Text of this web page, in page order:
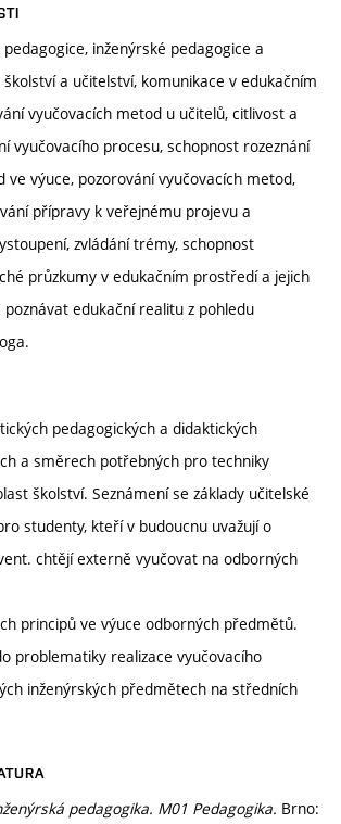
inženýrské pedagogice a
a učitelství, komunikace v edukačním
vyučovacích metod u učitelů, citlivost a
vyučovacího procesu, schopnost rozeznání
ve výuce, pozorování vyučovacích metod,
přípravy k veřejnému projevu a
zvládání trémy, schopnost
průzkumy v edukačním prostředí a jejich
poznávat edukační realitu z pohledu
pedagogických a didaktických
a směrech potřebných pro techniky
školství. Seznámení se základy učitelské
studenty, kteří v budoucnu uvažují o
chtějí externě vyučovat na odborných
principů ve výuce odborných předmětů.
problematiky realizace vyučovacího
inženýrských předmětech na středních
pedagogika. M01 Pedagogika. Brno: